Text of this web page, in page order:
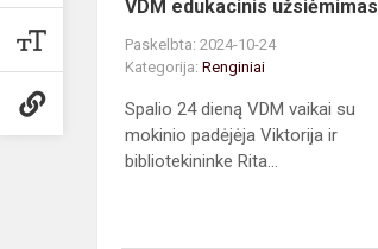
VDM edukacinis užsiėmimas
Paskelbta: 2024-10-24
Kategorija: Renginiai
Spalio 24 dieną VDM vaikai su
mokinio padėjėja Viktorija ir
bibliotekininke Rita...